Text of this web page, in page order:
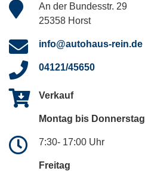
An der Bundesstr. 29
25358 Horst
info@autohaus-rein.de
04121/45650
Verkauf
Montag bis Donnerstag
7:30- 17:00 Uhr
Freitag